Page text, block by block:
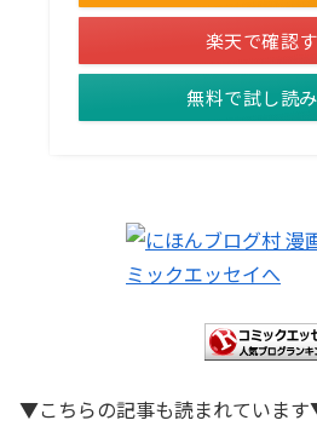
楽天で確認
無料で試し読
▼こちらの記事も読まれていま